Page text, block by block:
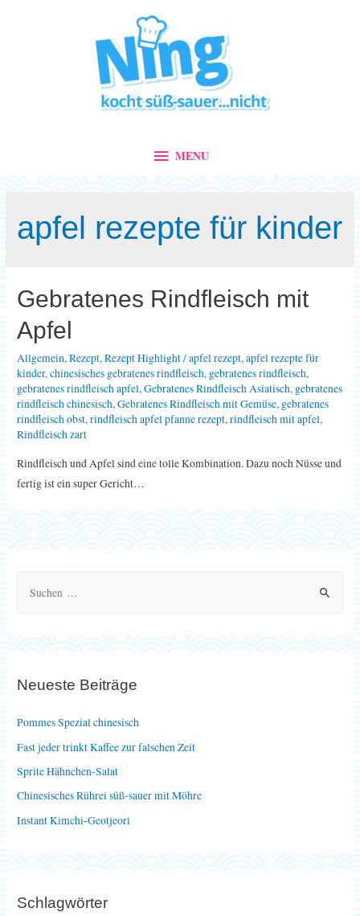
MENU
MENU
apfel rezepte für kinder
Gebratenes Rindfleisch mit
Apfel
Allgemein,Rezept,Rezept Highlight/apfel rezept,apfel rezepte für
kinder,chinesisches gebratenes rindfleisch, gebratenes rindfleisch,
gebratenes rindfleisch apfel,Gebratenes Rindfleisch Asiatisch, gebratenes
rindfleisch chinesisch,Gebratenes Rindfleisch mit Gemüse, gebratenes
rindfleisch obst,rindfleisch apfel pfanne rezept,rindfleisch mit apfel,
Rindfleisch zart
Rindfleisch und Apfel sind eine tolle Kombination. Dazu noch Nüsse und
fertig ist ein super Gericht…
n
c
h
:
Neueste Beiträge
Pommes Spezial chinesisch
Fast jeder trinkt Kaffee zur falschen Zeit
Sprite Hähnchen-Salat
Chinesisches Rührei süß-sauer mit Möhre
Instant Kimchi-Geotjeori
Schlagwörter